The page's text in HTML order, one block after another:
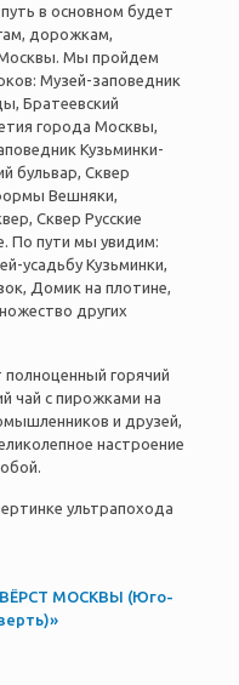
в основном будет
дорожкам,
Мы пройдем
Музей-заповедник
Братеевский
города Москвы,
Кузьминки-
бульвар, Сквер
Вешняки,
Сквер Русские
По пути мы увидим:
усадьбу Кузьминки,
Домик на плотине,
других
горячий
чай с пирожками на
и друзей,
настроение
ультрапохода
МОСКВЫ (Юго-